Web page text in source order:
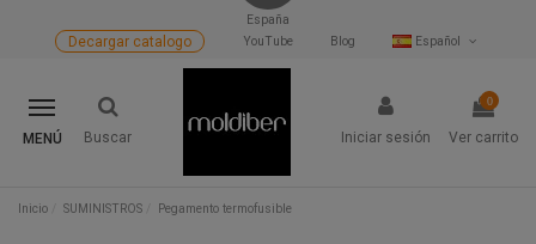
España
Español
Blog
YouTube
Decargar catalogo
MENÚ Buscar Iniciar sesión
0
Ver carrito
Inicio SUMINISTROS Pegamento termofusible